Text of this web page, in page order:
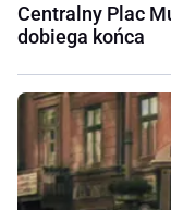
Centralny Plac
dobiega końca